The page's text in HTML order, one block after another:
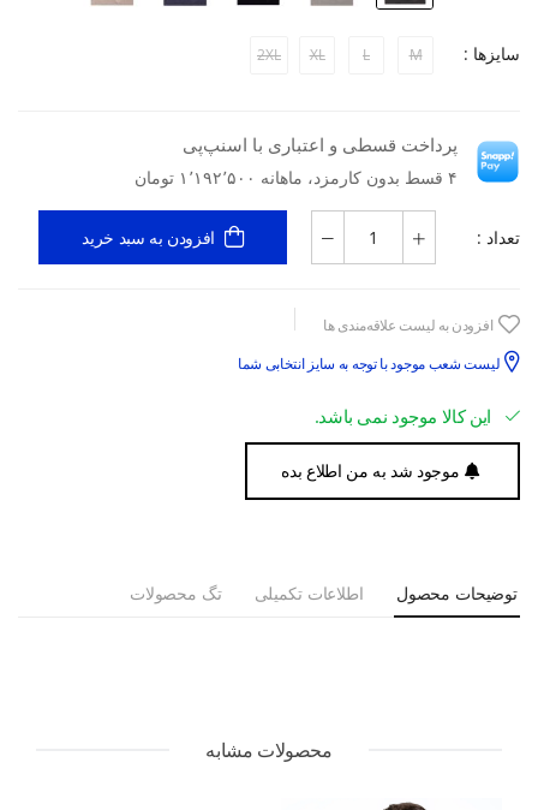
سایزها : M
L
XL
2XL
پرداخت قسطی و اعتباری با اسنپ‌پی
۴ قسط بدون کارمزد، ماهانه ۱٬۱۹۲٬۵۰۰ تومان
تعداد : افزودن به سبد خرید
افزودن به لیست علاقه‌مندی ها
لیست شعب موجود با توجه به سایز انتخابی شما
این کالا موجود نمی باشد.
موجود شد به من اطلاع بده
توضیحات محصول اطلاعات تکمیلی تگ محصولات
محصولات مشابه